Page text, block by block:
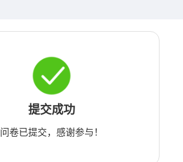
提交成功
问卷已提交，感谢参与！